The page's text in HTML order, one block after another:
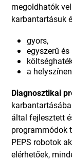
megoldhatók
karbantartásuk
gyors,
egyszerű és
a
Diagnosztikai
által fejlesztett
programmódok
PEPS robotok
elérhetőek,